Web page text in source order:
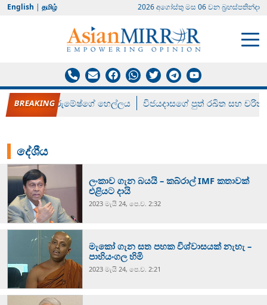
English | தமிழ் 2026 අගෝස්‍තු මස 06 වන බ්‍රහස්පතින්දා
රන් ගෙනා රුමේෂ්ගේ හෙල්ලය විජයදාසගේ පුත් රඛිත සහ චරිත්
දේශීය
ලංකාව ගැන බයයි – කබ්රාල් IMF කතාවක්
එළියට දායි
2023 මැයි 24, පෙ.ව. 2:32
මැකෝ ගැන සත පහක විශ්වාසයක් නැහැ –
පාහියංගල හිමි
2023 මැයි 24, පෙ.ව. 2:21